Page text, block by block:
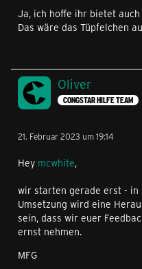
Ja, ich hoffe ihr bietet
Das wäre das Tüpfelchen
Oliver
CONGSTAR HILFE TEAM
21. Februar 2023 um 19:14
Hey mcwhite,
wir starten gerade erst - in
Umsetzung wird eine
sein, dass wir euer
ernst nehmen.
MFG